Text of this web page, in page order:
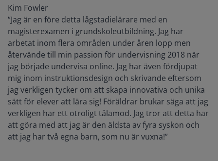
Kim Fowler
“Jag är en före detta lågstadielärare med en
magisterexamen i grundskoleutbildning. Jag har
arbetat inom flera områden under åren lopp men
återvände till min passion för undervisning 2018 när
jag började undervisa online. Jag har även fördjupat
mig inom instruktionsdesign och skrivande eftersom
jag verkligen tycker om att skapa innovativa och unika
sätt för elever att lära sig! Föräldrar brukar säga att jag
verkligen har ett otroligt tålamod. Jag tror att detta har
att göra med att jag är den äldsta av fyra syskon och
att jag har två egna barn, som nu är vuxna!”